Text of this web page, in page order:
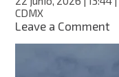
CDMX
Leave a Commenton